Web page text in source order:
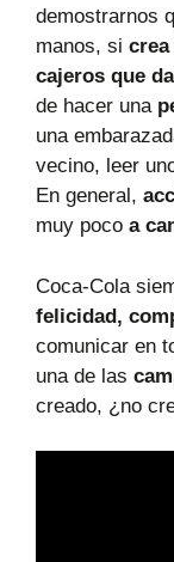
demostrarnos
manos, si
cajeros que
de hacer una
una
vecino, leer
En general,
muy poco a
Coca-Cola
felicidad,
comunicar en
una de las
creado, ¿no